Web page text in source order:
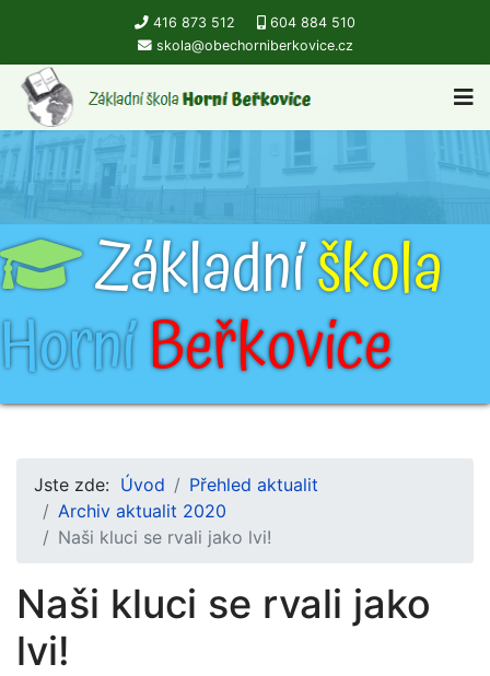
416 873 512
604 884 510
skola@obechorniberkovice.cz
Základníškola
HorníBeřkovice
Jste zde: Úvod
Přehled aktualit
Archiv aktualit 2020
Naši kluci se rvali jako lvi!
Naši kluci se rvali jako
lvi!